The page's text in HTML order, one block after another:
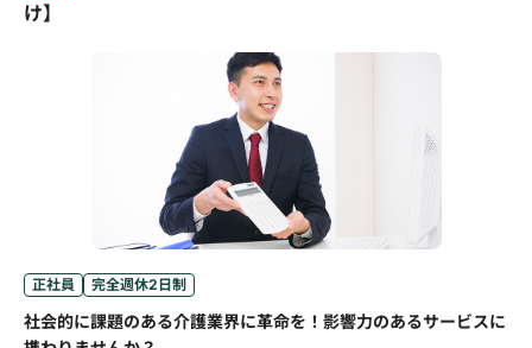
け】
正社員 完全週休2日制
社会的に課題のある介護業界に革命を！影響力のあるサービスに